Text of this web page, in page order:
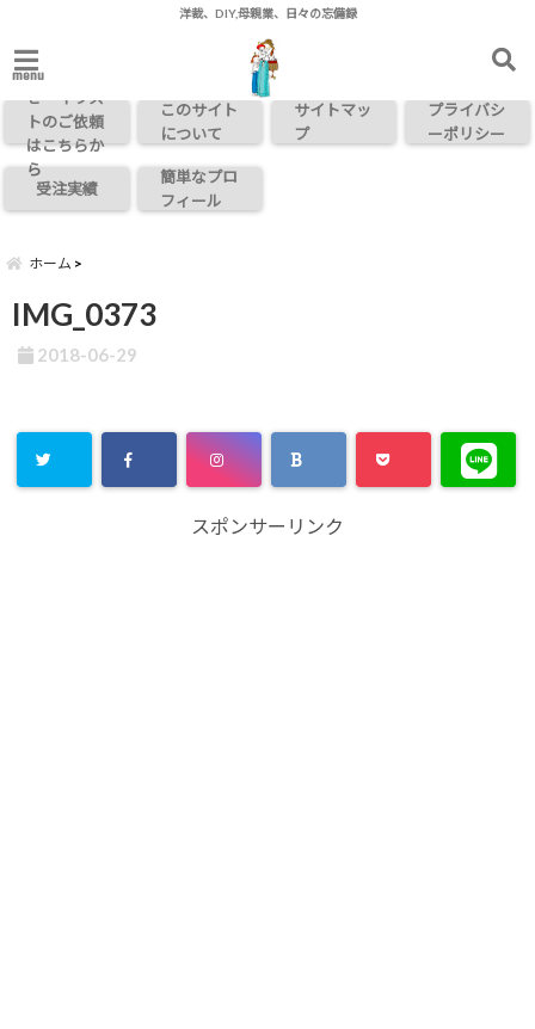
洋裁、DIY,母親業、日々の忘備録
menuお問い合わ
せ・イラス
トのご依頼
はこちらか
ら
このサイト
について
サイトマッ
プ
プライバシ
ーポリシー
受注実績
簡単なプロ
フィール
ホーム
IMG_0373
2018-06-29
スポンサーリンク